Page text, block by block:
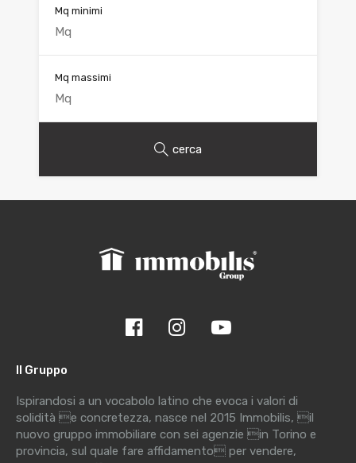
Mq minimi
Mq massimi
cerca
Il Gruppo
Ispirandosi a un vocabolo latino che evoca i valori di
solidità e concretezza, nasce nel 2015 Immobilis, il
nuovo gruppo immobiliare con sei agenzie in Torino e
provincia, sul quale fare affidamento per vendere,